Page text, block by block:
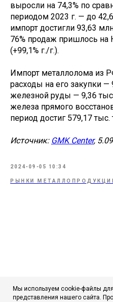
выросли на 74,3% по
периодом 2023 г. — до
импорт достигли 93,63
76% продаж пришлось на
(+99,1% г./г.).
Импорт металлолома из
расходы на его закупки
железной руды — 9,36
железа прямого
период достиг 579,17
Источник: GMK Center,
2024-09-05 10:34
РЫНКИ
Мы используем cookie-файлы
представления нашего сайта.